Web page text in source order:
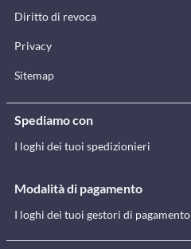
Diritto di revoca
Privacy
Sitemap
Spediamo con
I loghi dei tuoi spedizionieri
Modalità di pagamento
I loghi dei tuoi gestori di pagamento